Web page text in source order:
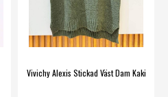
Vivichy Alexis Stickad Väst Dam Kaki